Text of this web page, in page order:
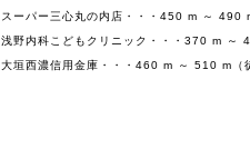
スーパー三心丸の内店・・・450 m ～ 490
浅野内科こどもクリニック・・・370 m ～
大垣西濃信用金庫・・・460 m ～ 510 m（